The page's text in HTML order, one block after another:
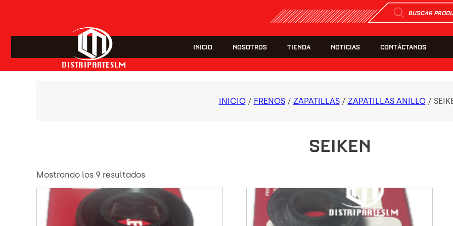
Búsqueda
de
productos
INICIO NOSOTROS TIENDA NOTICIAS CONTÁCTANOS
INICIO/ FRENOS/ ZAPATILLAS/ ZAPATILLAS ANILLO/
SEIKEN
Mostrando los 9 resultados